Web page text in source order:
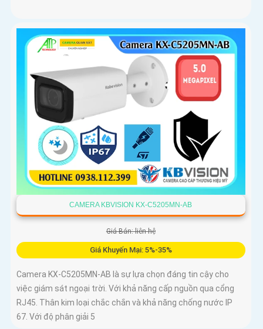
CAMERA KBVISION KX-C5205MN-AB
Giá Bán: liên hệ
Giá Khuyến Mại: 5%-35%
Camera KX-C5205MN-AB là sự lựa chọn đáng tin cậy cho
việc giám sát ngoại trời. Với khả năng cấp nguồn qua cổng
RJ45. Thân kim loại chắc chắn và khả năng chống nước IP
67. Với độ phân giải 5